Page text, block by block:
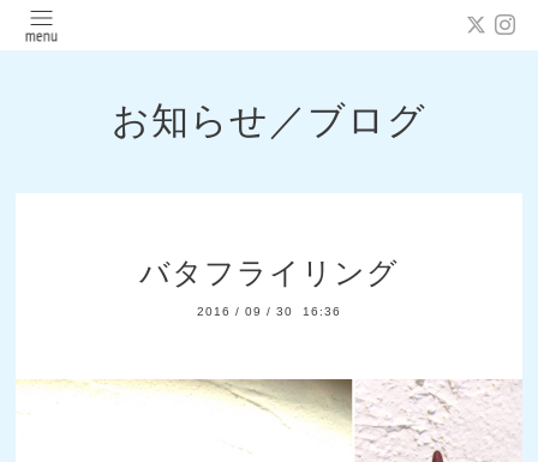
お知らせ／ブログ
バタフライリング
2016 / 09 / 30 16:36